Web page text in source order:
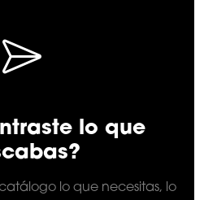
lo que
lo que necesitas, lo